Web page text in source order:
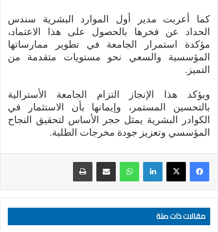
كما أعربت مدير أول الموارد البشرية سندس
الحداد عن فخرها بالحصول على هذا الاعتماد،
مؤكدة استمرار الجامعة في تطوير ممارساتها
المؤسسية والسعي نحو مستويات متقدمة من
التميز.
ويؤكد هذا الإنجاز التزام الجامعة الأسترالية
بالتحسين المستمر، وإيمانها بأن الاستثمار في
الكوادر البشرية يمثل حجر الأساس لتحقيق النجاح
المؤسسي وتعزيز جودة مخرجات الطلبة.
واتساب
مقالات ذات صلة